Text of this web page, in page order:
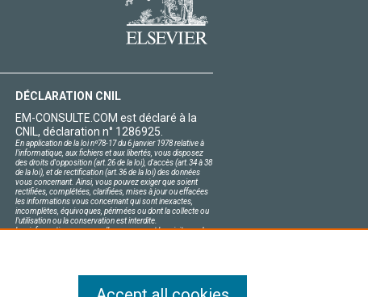
DÉCLARATION CNIL
EM-CONSULTE.COM est déclaré à la
CNIL, déclaration n° 1286925.
En application de la loi nº78-17 du 6 janvier 1978 relative à
l'informatique, aux fichiers et aux libertés, vous disposez
des droits d'opposition (art.26 de la loi), d'accès (art.34 à 38
de la loi), et de rectification (art.36 de la loi) des données
vous concernant. Ainsi, vous pouvez exiger que soient
rectifiées, complétées, clarifiées, mises à jour ou effacées
les informations vous concernant qui sont inexactes,
incomplètes, équivoques, périmées ou dont la collecte ou
l'utilisation ou la conservation est interdite.
Les informations personnelles concernant les visiteurs de